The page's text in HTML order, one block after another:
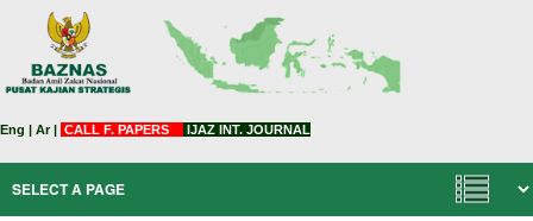
Eng | Ar| CALL F. PAPERS IJAZ INT. JOURNAL